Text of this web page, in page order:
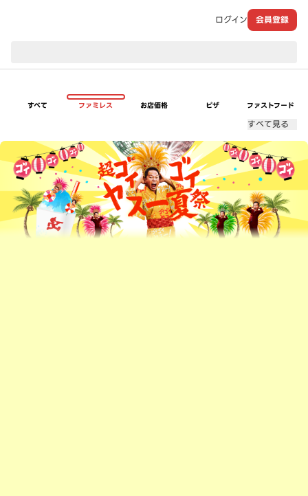
ログイン 会員登録
すべて ファミレス お店価格 ピザ ファストフード
すべて見る
超ゴイゴイヤスー夏祭